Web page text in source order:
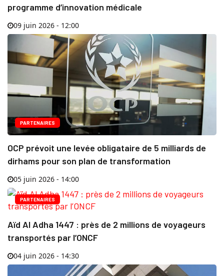
programme d’innovation médicale
09 juin 2026 - 12:00
PARTENAIRES
OCP prévoit une levée obligataire de 5 milliards de
dirhams pour son plan de transformation
05 juin 2026 - 14:00
PARTENAIRES
Aïd Al Adha 1447 : près de 2 millions de voyageurs
transportés par l’ONCF
04 juin 2026 - 14:30